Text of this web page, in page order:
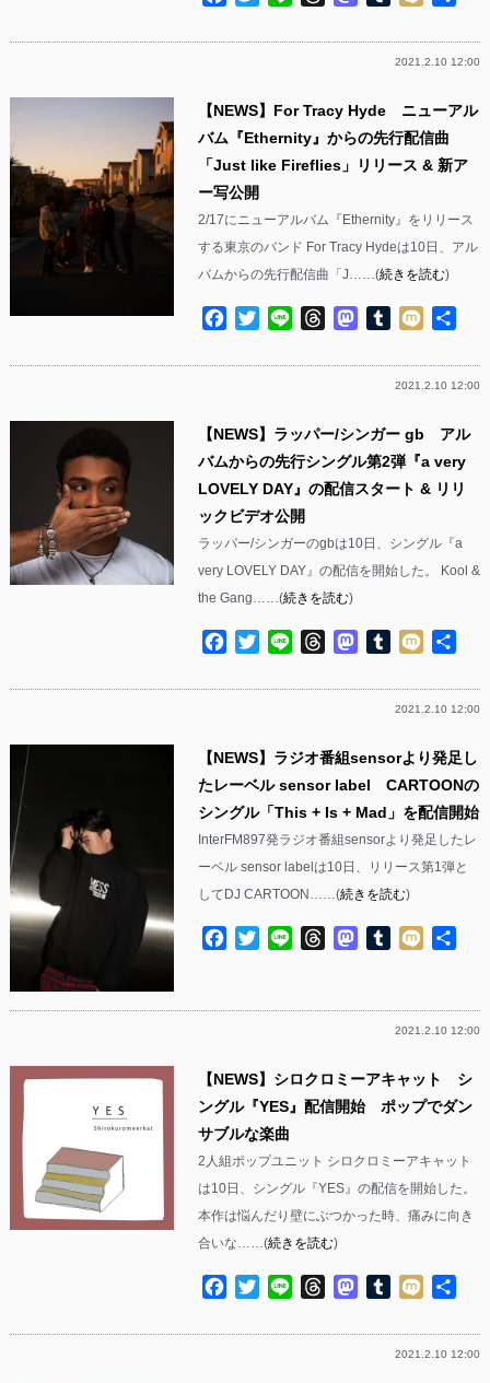
2021.2.10 12:00
【NEWS】For Tracy Hyde ニューアル
バム『Ethernity』からの先行配信曲
「Just like Fireflies」リリース & 新ア
ー写公開
2/17にニューアルバム『Ethernity』をリリース
する東京のバンド For Tracy Hydeは10日、アル
バムからの先行配信曲「J……(続きを読む)
Facebook
TwitterLine ThreadsMastodon
Tumblr
Mixi
2021.2.10 12:00
【NEWS】ラッパー/シンガー gb アル
バムからの先行シングル第2弾『a very
LOVELY DAY』の配信スタート & リリ
ックビデオ公開
ラッパー/シンガーのgbは10日、シングル『a
very LOVELY DAY』の配信を開始した。 Kool &
the Gang……(続きを読む)
Facebook
TwitterLine ThreadsMastodon
Tumblr
Mixi
2021.2.10 12:00
【NEWS】ラジオ番組sensorより発足し
たレーベル sensor label CARTOONの
シングル「This + Is + Mad」を配信開始
InterFM897発ラジオ番組sensorより発足したレ
ーベル sensor labelは10日、リリース第1弾と
してDJ CARTOON……(続きを読む)
Facebook
TwitterLine ThreadsMastodon
Tumblr
Mixi
2021.2.10 12:00
【NEWS】シロクロミーアキャット シ
ングル『YES』配信開始 ポップでダン
サブルな楽曲
2人組ポップユニット シロクロミーアキャット
は10日、シングル『YES』の配信を開始した。
本作は悩んだり壁にぶつかった時、痛みに向き
合いな……(続きを読む)
Facebook
TwitterLine ThreadsMastodon
Tumblr
Mixi
2021.2.10 12:00